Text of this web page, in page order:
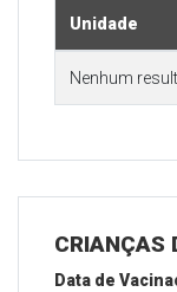
Unidade
Nenhum
CRIANÇAS
Data de